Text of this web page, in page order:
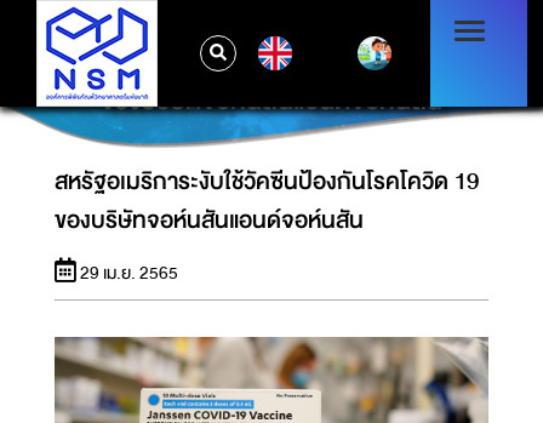
สหรัฐอเมริการะงับใช้วัคซีนป้องกันโรคโควิด 19
ของบริษัทจอห์นสันแอนด์จอห์นสัน
สหรัฐอเมริการะงับใช้วัคซีนป้องกันโรคโควิด 19
ของบริษัทจอห์นสันแอนด์จอห์นสัน
29 เม.ย. 2565